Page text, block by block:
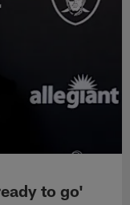
to go'